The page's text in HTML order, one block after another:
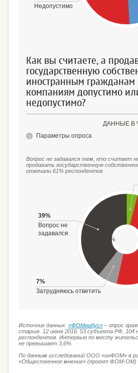
Недопустимо
Как вы считаете, а
государственную
иностранным гражданам
компаниям допустимо
недопустимо?
ДАННЫЕ В
Параметры опроса
Вопрос не задавался тем, кто считает
продавать государственную
отвечали 61% респондентов
%
7%
Затрудняюсь ответить
39%
Вопрос не
задавался
Источник данных: «ФОМнибус» – опрос
старше. 12 июня 2016. 53 субъекта РФ, 104
респондентов. Интервью по месту
не превышает 3,6%.
По данным исследований ООО «инФОМ» в
«Общественное мнение» (проект ФОМ-ОМ)